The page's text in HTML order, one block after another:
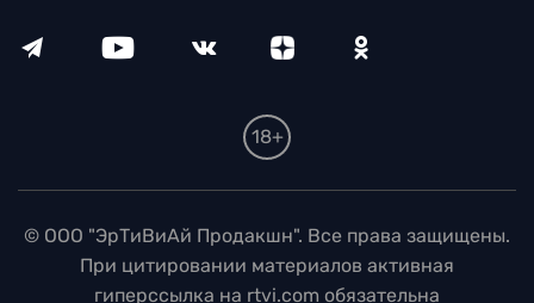
18+
© ООО "ЭрТиВиАй Продакшн". Все права защищены.
При цитировании материалов активная
гиперссылка на rtvi.com обязательна